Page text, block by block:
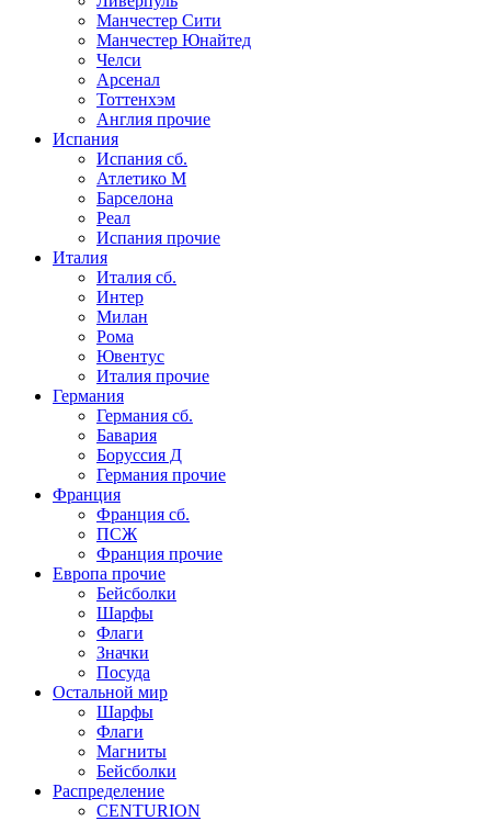
Манчестер Сити
Манчестер Юнайтед
Челси
Арсенал
Тоттенхэм
Англия прочие
Испания
Испания сб.
Атлетико М
Барселона
Реал
Испания прочие
Италия
Италия сб.
Интер
Милан
Рома
Ювентус
Италия прочие
Германия
Германия сб.
Бавария
Боруссия Д
Германия прочие
Франция
Франция сб.
ПСЖ
Франция прочие
Европа прочие
Бейсболки
Шарфы
Флаги
Значки
Посуда
Остальной мир
Шарфы
Флаги
Магниты
Бейсболки
Распределение
CENTURION